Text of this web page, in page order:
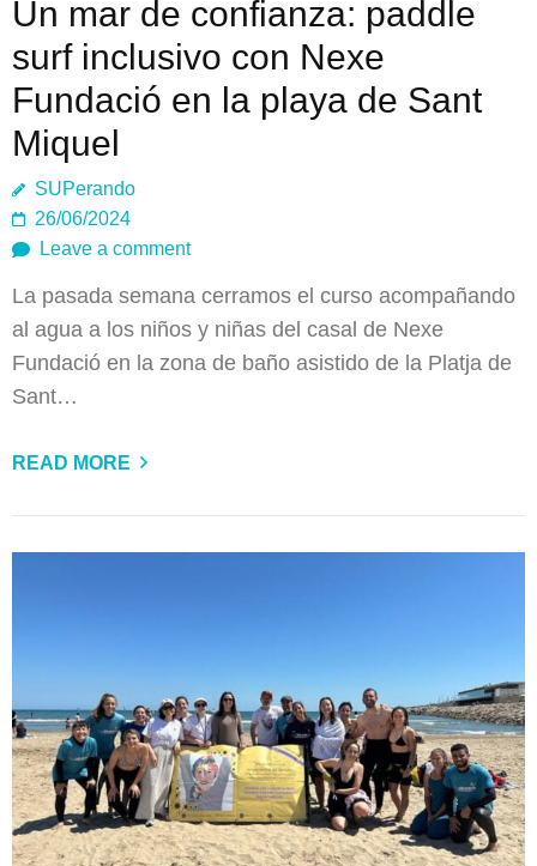
Un mar de confianza: paddle
surf inclusivo con Nexe
Fundació en la playa de Sant
Miquel
SUPerando
26/06/2024
Leave a comment
La pasada semana cerramos el curso acompañando
al agua a los niños y niñas del casal de Nexe
Fundació en la zona de baño asistido de la Platja de
Sant…
READ MORE